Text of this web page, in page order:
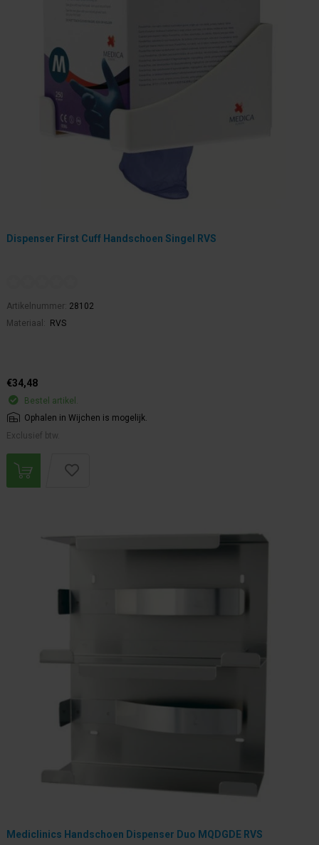
Dispenser First Cuff Handschoen Singel RVS
Artikelnummer: 28102
Materiaal:
RVS
€34,48
Bestel artikel.
Ophalen in Wijchen is mogelijk.
Exclusief btw.
Mediclinics Handschoen Dispenser Duo MQDGDE RVS